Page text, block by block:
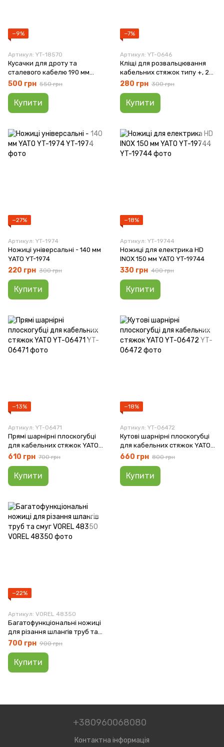
−9%
Артикул: YT-18570
Кусачки для дроту та
сталевого кабелю 190 мм
YATO YT-18570
500 грн 550 грн
Купити
−7%
Артикул: YT-0646
Кліщі для розвальцювання
кабельних стяжок типу +, 2
мм YATO YT-0646
280 грн 300 грн
Купити
−27%
Артикул: YT-1974
Ножиці універсальні - 140 мм
YATO YT-1974
220 грн 300 грн
Купити
−18%
Артикул: YT-19744
Ножиці для електрика HD
INOX 150 мм YATO YT-19744
330 грн 400 грн
Купити
−13%
Артикул: YT-06471
Прямі шарнірні плоскогубці
для кабельних стяжок YATO
YT-06471
610 грн 700 грн
Купити
−18%
Артикул: YT-06472
Кутові шарнірні плоскогубці
для кабельних стяжок YATO
YT-06472
660 грн 800 грн
Купити
−22%
Артикул: VOREL 48350
Багатофункціональні ножиці
для різання шлангів труб та
смуг VOREL 48350
700 грн 900 грн
Купити
+380960068080
Контактна інформація